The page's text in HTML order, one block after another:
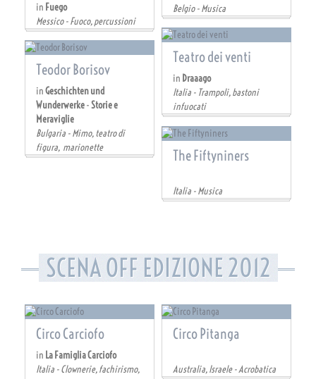
Belgio - Musica
in Fuego
Messico - Fuoco, percussioni
Teatro dei venti
in Draaago
Italia - Trampoli, bastoni
infuocati
Teodor Borisov
inGeschichten und
Wunderwerke-Storie e
Meraviglie
Bulgaria - Mimo, teatro di
figura,  marionette
The Fiftyniners
Italia - Musica
SCENA OFF EDIZIONE 2012
Circo Carciofo
in La Famiglia Carciofo
Italia - Clownerie, fachirismo,
Circo Pitanga
Australia, Israele - Acrobatica